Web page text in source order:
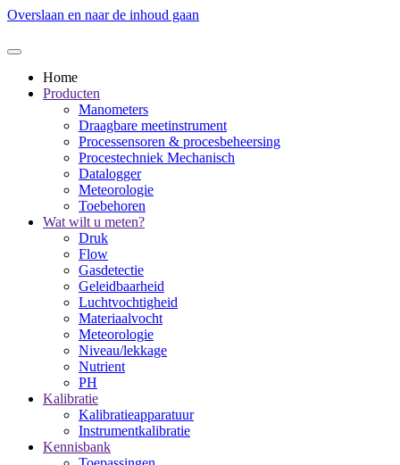
Overslaan en naar de inhoud gaan
Home
Producten
Manometers
Draagbare meetinstrument
Processensoren & procesbeheersing
Procestechniek Mechanisch
Datalogger
Meteorologie
Toebehoren
Wat wilt u meten?
Druk
Flow
Gasdetectie
Geleidbaarheid
Luchtvochtigheid
Materiaalvocht
Meteorologie
Niveau/lekkage
Nutrient
PH
Kalibratie
Kalibratieapparatuur
Instrumentkalibratie
Kennisbank